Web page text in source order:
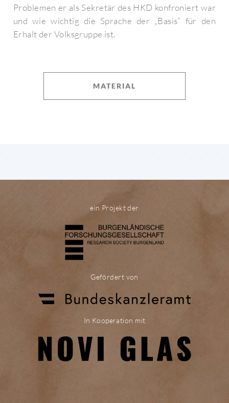
Problemen er als Sekretär des HKD konfroniert war
und wie wichtig die Sprache der „Basis“ für den
Erhalt der Volksgruppe ist.
MATERIAL
ein Projekt der
Gefördert von
In Kooperation mit